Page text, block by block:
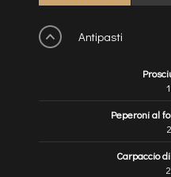
Antipasti
Peperoni al
Carpaccio